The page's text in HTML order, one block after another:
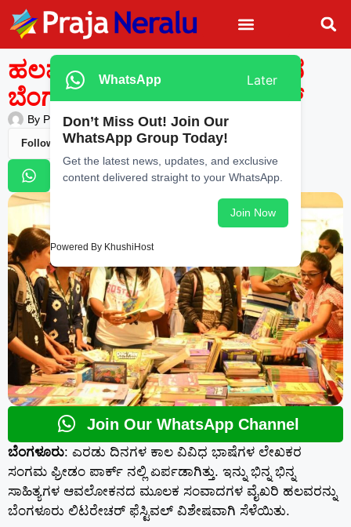
ಹಲವು ವಿಶೇಷತೆಗಳಿಗೆ ಸಾಕ್ಷಿಯಾದ
ಬೆಂಗಳೂರು ಲಿಟರೇಚರ್ ಫೆಸ್ಟಿವಲ್
By Praja Neralu — December 8, 2025 - 12:13 AM
Follow Us
Join Our WhatsApp Channel
ಬೆಂಗಳೂರು: ಎರಡು ದಿನಗಳ ಕಾಲ ವಿವಿಧ ಭಾಷೆಗಳ ಲೇಖಕರ
ಸಂಗಮ ಫ್ರೀಡಂ ಪಾರ್ಕ್ ನಲ್ಲಿ ಏರ್ಪಡಾಗಿತ್ತು. ಇನ್ನು ಭಿನ್ನ ಭಿನ್ನ
ಸಾಹಿತ್ಯಗಳ ಆವಲೋಕನದ ಮೂಲಕ ಸಂವಾದಗಳ ವೈಖರಿ ಹಲವರನ್ನು
ಬೆಂಗಳೂರು ಲಿಟರೇಚರ್ ಫೆಸ್ಟಿವಲ್ ವಿಶೇಷವಾಗಿ ಸೆಳೆಯಿತು.
WhatsApp Later
Don’t Miss Out! Join Our
WhatsApp Group Today!
Get the latest news, updates, and exclusive
content delivered straight to your WhatsApp.
Join Now
Powered By KhushiHost